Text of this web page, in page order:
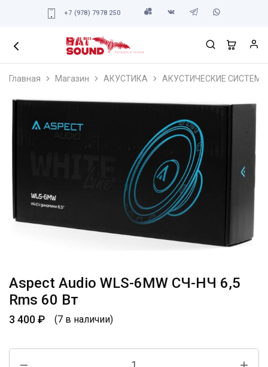
+7 (978) 7978 250
Главная Магазин АКУСТИКА АКУСТИЧЕСКИЕ СИСТЕМЫ
Aspect Audio WLS-6MW СЧ-НЧ 6,5
Rms 60 Вт
3 400₽ (7 в наличии)